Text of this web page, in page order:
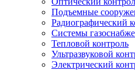
Подъемные
Радиографический
Системы
Тепловой контроль
Ультразвуковой
Электрический